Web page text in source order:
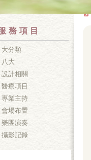
服務項目
大分類
八大
設計相關
醫療項目
專業主持
會場布置
樂團演奏
攝影記錄